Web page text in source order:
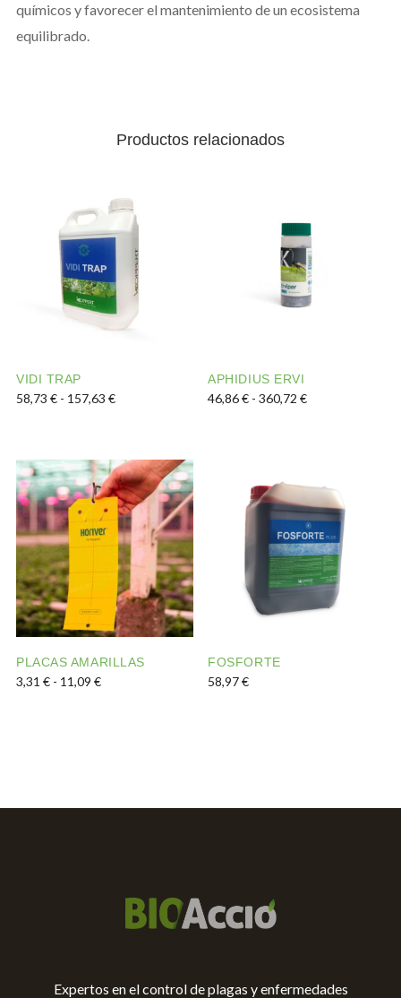
químicos y favorecer el mantenimiento de un ecosistema
equilibrado.
Productos relacionados
VIDI TRAP
58,73 € - 157,63 €Rango de precios: desde 58,73 € hasta 157,63 €
APHIDIUS ERVI
46,86€ - 360,72€Rango de
PLACAS AMARILLAS
3,31 € - 11,09 €Rango de precios: desde 3,31 € hasta 11,09 €
FOSFORTE
58,97€
Expertos en el control de plagas y enfermedades